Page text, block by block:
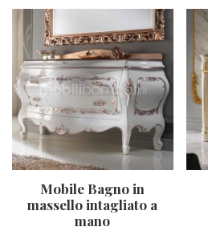
Mobile Bagno in
massello intagliato a
mano